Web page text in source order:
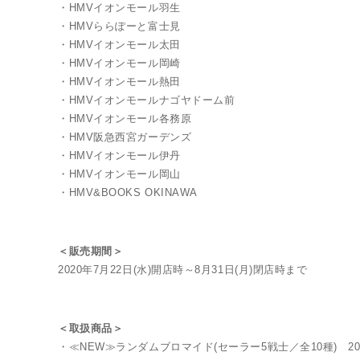
・HMVイオンモール羽生
・HMVららぽーと富士見
・HMVイオンモール太田
・HMVイオンモール岡崎
・HMVイオンモール熱田
・HMVイオンモールナゴヤドーム前
・HMVイオンモール各務原
・HMV阪急西宮ガーデンズ
・HMVイオンモール伊丹
・HMVイオンモール岡山
・HMV&BOOKS OKINAWA
＜販売期間＞
2020年7月22日(水)開店時～8月31日(月)閉店時まで
＜取扱商品＞
・≪NEW≫ランダムブロマイド(セーラー5戦士／全10種)